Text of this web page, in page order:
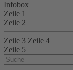
Infobox
Zeile 1
Zeile 2
Zeile 3 Zeile 4
Zeile 5